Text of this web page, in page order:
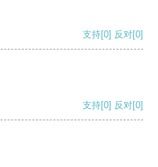
支持[0] 反对[0]
支持[0] 反对[0]